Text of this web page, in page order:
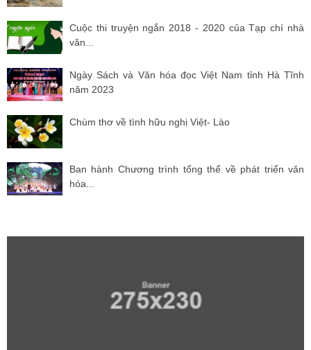
Cuộc thi truyện ngắn 2018 - 2020 của Tạp chí nhà
văn...
Ngày Sách và Văn hóa đọc Việt Nam tỉnh Hà Tĩnh
năm 2023
Chùm thơ về tình hữu nghị Việt- Lào
Ban hành Chương trình tổng thể về phát triển văn
hóa...